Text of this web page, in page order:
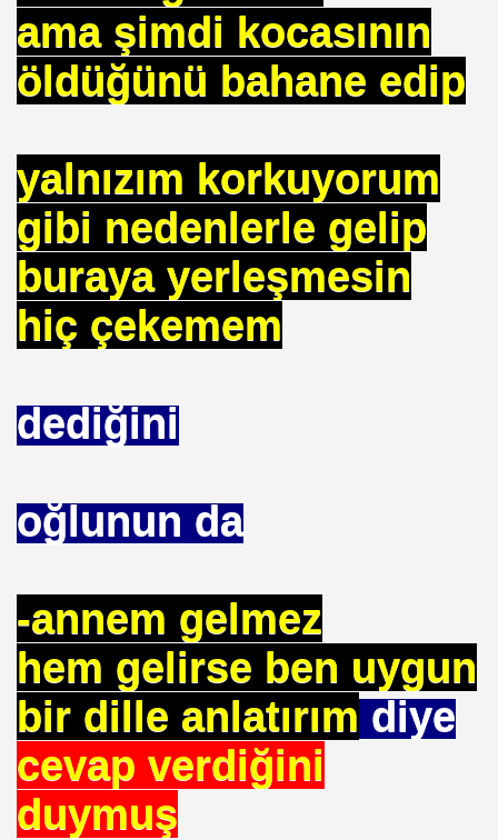
ama şimdi kocasının
öldüğünü bahane edip
yalnızım korkuyorum
gibi nedenlerle gelip
buraya yerleşmesin
hiç çekemem
dediğini
oğlunun da
-annem gelmez
hem gelirse ben uygun
bir dille anlatırım diye
cevap verdiğini
duymuş
.DR UMUT YILDIZ
Hainini Yetiştiren Ülke Yoktur
NASIL kazanabilirim
PURSA
OLURMU .PROF.DR.ONUR HAMZAOĞLU
ÖLÜYOR
BELİRLİ ELLERDE TOPLANMAMALI
MÜSLÜMANLAR